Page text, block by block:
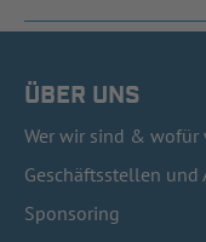
ÜBER UNS
Wer wir sind & wofür
Geschäftsstellen und
Sponsoring